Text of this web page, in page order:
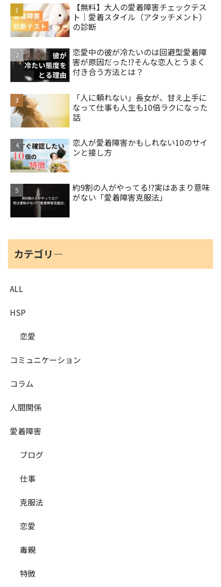
【無料】大人の愛着障害チェックテス
ト｜愛着スタイル（アタッチメント）
の診断
恋愛中の彼が冷たいのは回避型愛着障
害が原因だった!?そんな恋人とうまく
付き合う方法とは？
「人に頼れない」長女が、甘え上手に
なって仕事も人生も10倍ラクになった
話
恋人が愛着障害かもしれない10のサイ
ンと接し方
約9割の人がやってる!?実はあまり意味
がない「愛着障害克服法」
カテゴリ―
ALL
HSP
恋愛
コミュニケーション
コラム
人間関係
愛着障害
ブログ
仕事
克服法
恋愛
毒親
特徴